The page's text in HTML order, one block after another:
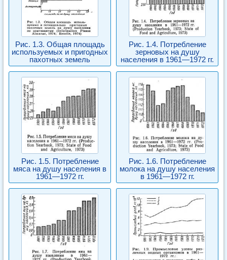
Рис. 1.3. Общая площадь
используемых и пригодных
пахотных земель
Рис. 1.4. Потребление
зерновых на душу
населения в 1961—1972 гг.
Рис. 1.5. Потребление
мяса на душу населения в
1961—1972 гг.
Рис. 1.6. Потребление
молока на душу населения
в 1961—1972 гг.